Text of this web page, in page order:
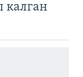
калган